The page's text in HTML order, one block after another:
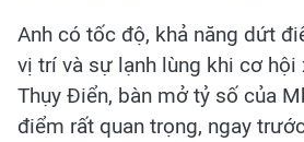
Anh có tốc độ, khả năng dứt
vị trí và sự lạnh lùng khi cơ hội
Thụy Điển, bàn mở tỷ số của
điểm rất quan trọng, ngay